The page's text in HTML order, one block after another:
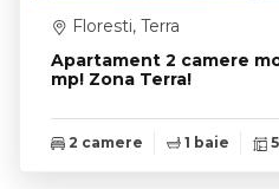
Apartament 2 camere
mp! Zona Terra!
Floresti, Terra
2 camere 1 baie